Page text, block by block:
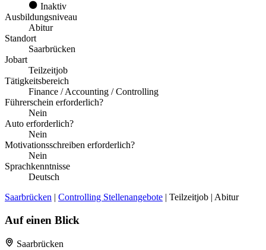
Inaktiv
Ausbildungsniveau
Abitur
Standort
Saarbrücken
Jobart
Teilzeitjob
Tätigkeitsbereich
Finance / Accounting / Controlling
Führerschein erforderlich?
Nein
Auto erforderlich?
Nein
Motivationsschreiben erforderlich?
Nein
Sprachkenntnisse
Deutsch
Saarbrücken | Controlling Stellenangebote | Teilzeitjob | Abitur
Auf einen Blick
Saarbrücken